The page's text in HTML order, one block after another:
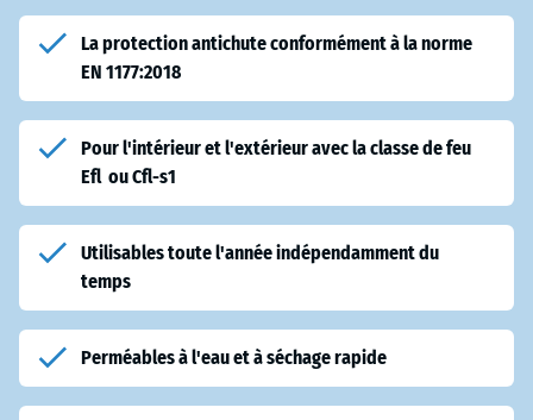
La protection antichute conformément à la norme
EN 1177:2018
Pour l'intérieur et l'extérieur avec la classe de feu
Efl ou Cfl-s1
Utilisables toute l'année indépendamment du
temps
Perméables à l'eau et à séchage rapide